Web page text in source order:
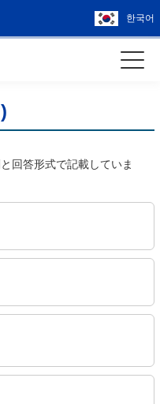
한국어
回答形式で記載していま